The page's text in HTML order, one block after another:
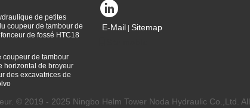
de petites
coupeur de tambour de
de fossé HTC18
coupeur de tambour
horizontal de broyeur
des excavatrices de
E-Mail Sitemap
© 2019 - 2025 Ningbo Helm Tower Noda Hydraulic Co.,Ltd. All